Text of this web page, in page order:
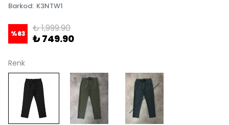
Barkod: K3NTW1
%63 ₺ 1,999.90
₺ 749.90
Renk